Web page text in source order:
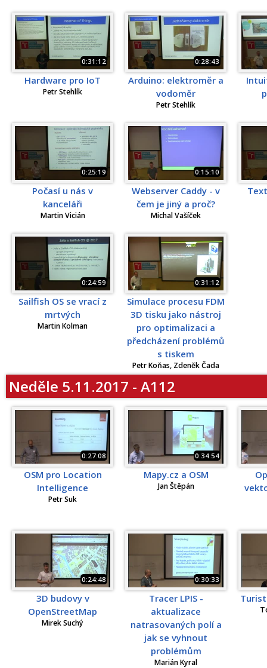
0:31:12
Hardware pro IoT
Petr Stehlík
0:28:43
Arduino: elektroměr a
vodoměr
Petr Stehlík
0:25:19
Počasí u nás v
kanceláři
Martin Vicián
0:15:10
Webserver Caddy - v
čem je jiný a proč?
Michal Vašíček
0:24:59
Sailfish OS se vrací z
mrtvých
Martin Kolman
0:31:12
Simulace procesu FDM
3D tisku jako nástroj
pro optimalizaci a
předcházení problémů
s tiskem
Petr Koňas, Zdeněk Čada
Neděle 5.11.2017 - A112
0:27:08
OSM pro Location
Intelligence
Petr Suk
0:34:54
Mapy.cz a OSM
Jan Štěpán
0:24:48
3D budovy v
OpenStreetMap
Mirek Suchý
0:30:33
Tracer LPIS -
aktualizace
natrasovaných polí a
jak se vyhnout
problémům
Marián Kyral